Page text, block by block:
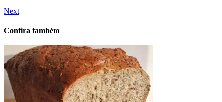
Next
Confira também